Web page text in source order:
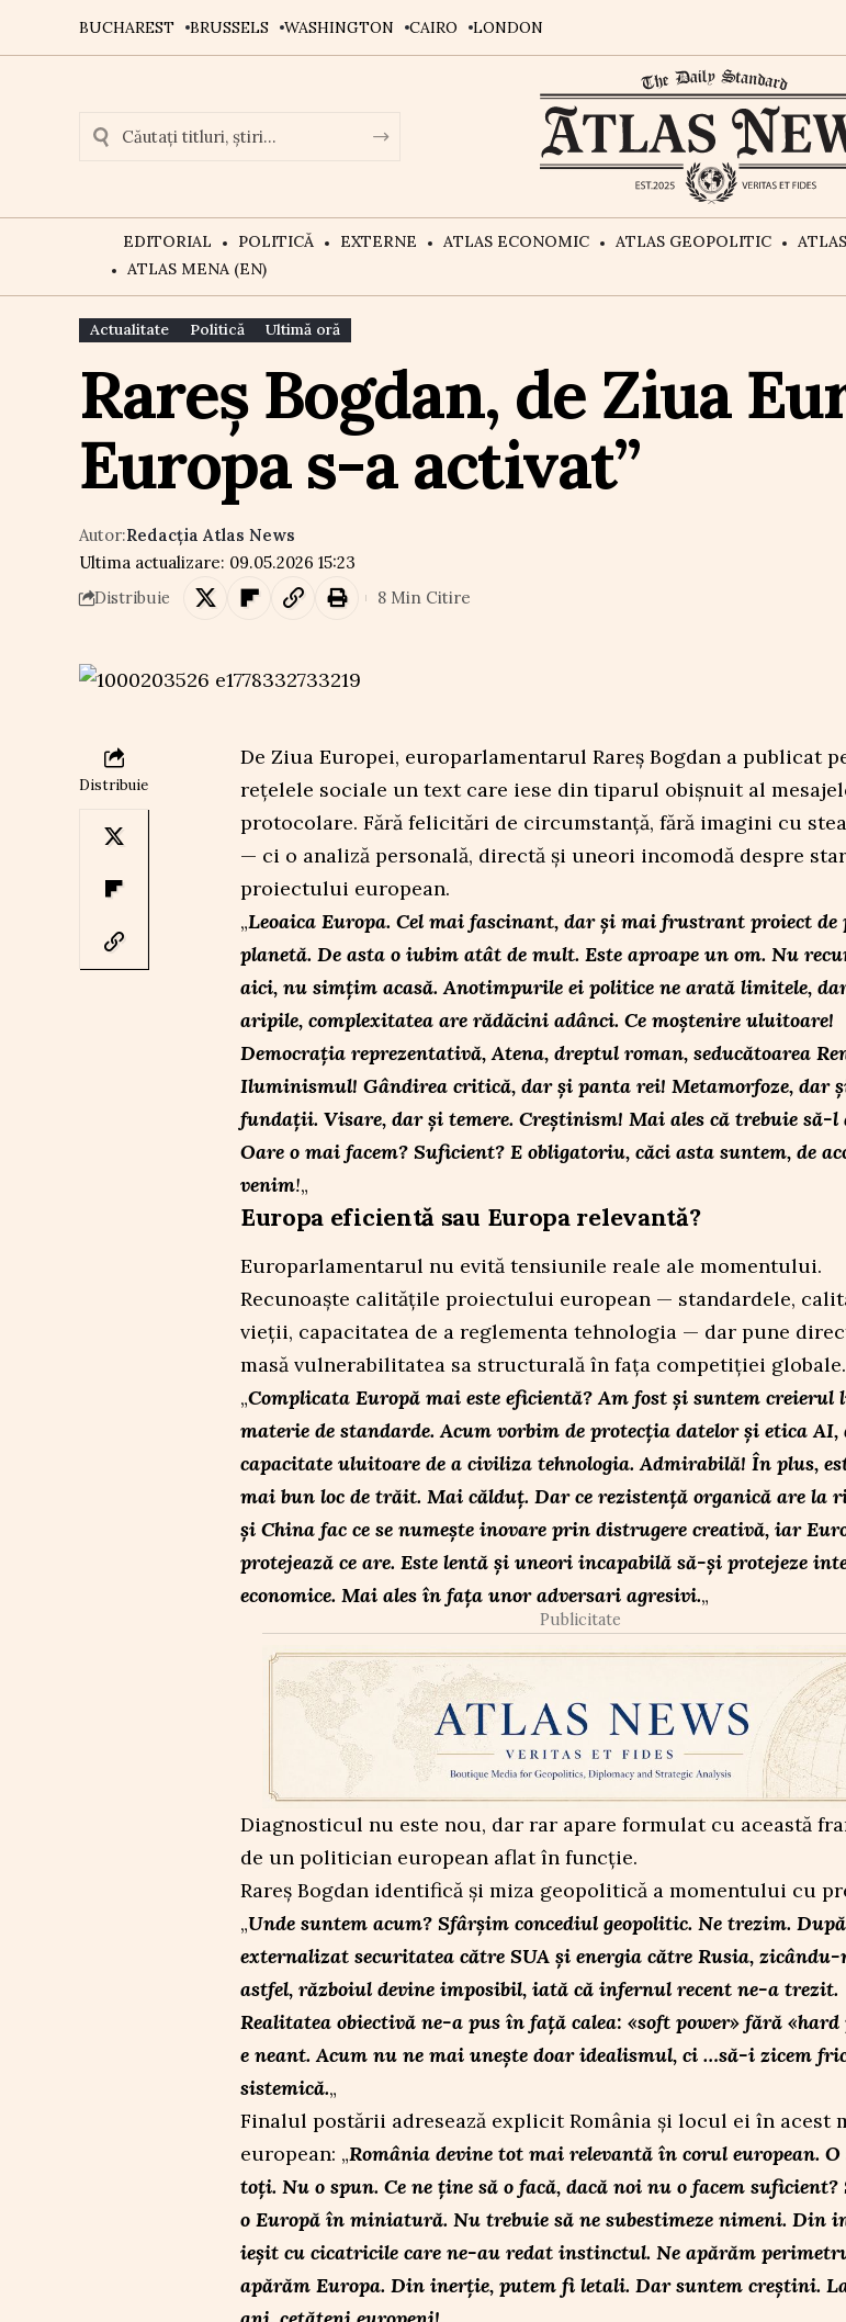
BUCHAREST BRUSSELS WASHINGTON CAIRO LONDON
EDITORIAL POLITICĂ EXTERNE ATLAS ECONOMIC ATLAS GEOPOLITIC
ATLAS MENA (EN)
Actualitate Politică Ultimă oră
Rareș Bogdan, de Ziua
Europa s-a activat”
Ultima actualizare: 09.05.2026 15:23
Autor:Redacția Atlas News
Distribuie 8 Min Citire
Distribuie
De Ziua Europei, europarlamentarul Rareș Bogdan a publicat
rețelele sociale un text care iese din tiparul obișnuit al
protocolare. Fără felicitări de circumstanță, fără imagini cu
— ci o analiză personală, directă și uneori incomodă despre
proiectului european.
„Leoaica Europa. Cel mai fascinant, dar și mai frustrant proiect de
planetă. De asta o iubim atât de mult. Este aproape un om. Nu
aici, nu simțim acasă. Anotimpurile ei politice ne arată limitele,
aripile, complexitatea are rădăcini adânci. Ce moștenire uluitoare!
Democrația reprezentativă, Atena, dreptul roman, seducătoarea
Iluminismul! Gândirea critică, dar și panta rei! Metamorfoze, dar
fundații. Visare, dar și temere. Creștinism! Mai ales că trebuie să-l
Oare o mai facem? Suficient? E obligatoriu, căci asta suntem, de
venim!„
Europa eficientă sau Europa relevantă?
Europarlamentarul nu evită tensiunile reale ale momentului.
Recunoaște calitățile proiectului european — standardele,
vieții, capacitatea de a reglementa tehnologia — dar pune
masă vulnerabilitatea sa structurală în fața competiției globale.
„Complicata Europă mai este eficientă? Am fost și suntem
materie de standarde. Acum vorbim de protecția datelor și etica AI,
capacitate uluitoare de a civiliza tehnologia. Admirabilă! În plus,
mai bun loc de trăit. Mai călduț. Dar ce rezistență organică are la
și China fac ce se numește inovare prin distrugere creativă, iar
protejează ce are. Este lentă și uneori incapabilă să-și protejeze
economice. Mai ales în fața unor adversari agresivi.„
Publicitate
Diagnosticul nu este nou, dar rar apare formulat cu această
de un politician european aflat în funcție.
Rareș Bogdan identifică și miza geopolitică a momentului cu
„Unde suntem acum? Sfârșim concediul geopolitic. Ne trezim.
externalizat securitatea către SUA și energia către Rusia, zicându-
astfel, războiul devine imposibil, iată că infernul recent ne-a trezit.
Realitatea obiectivă ne-a pus în față calea: «soft power» fără «hard
e neant. Acum nu ne mai unește doar idealismul, ci …să-i zicem
sistemică.„
Finalul postării adresează explicit România și locul ei în acest
european: „România devine tot mai relevantă în corul european.
toți. Nu o spun. Ce ne ține să o facă, dacă noi nu o facem suficient?
o Europă în miniatură. Nu trebuie să ne subestimeze nimeni. Din
ieșit cu cicatricile care ne-au redat instinctul. Ne apărăm
apărăm Europa. Din inerție, putem fi letali. Dar suntem creștini.